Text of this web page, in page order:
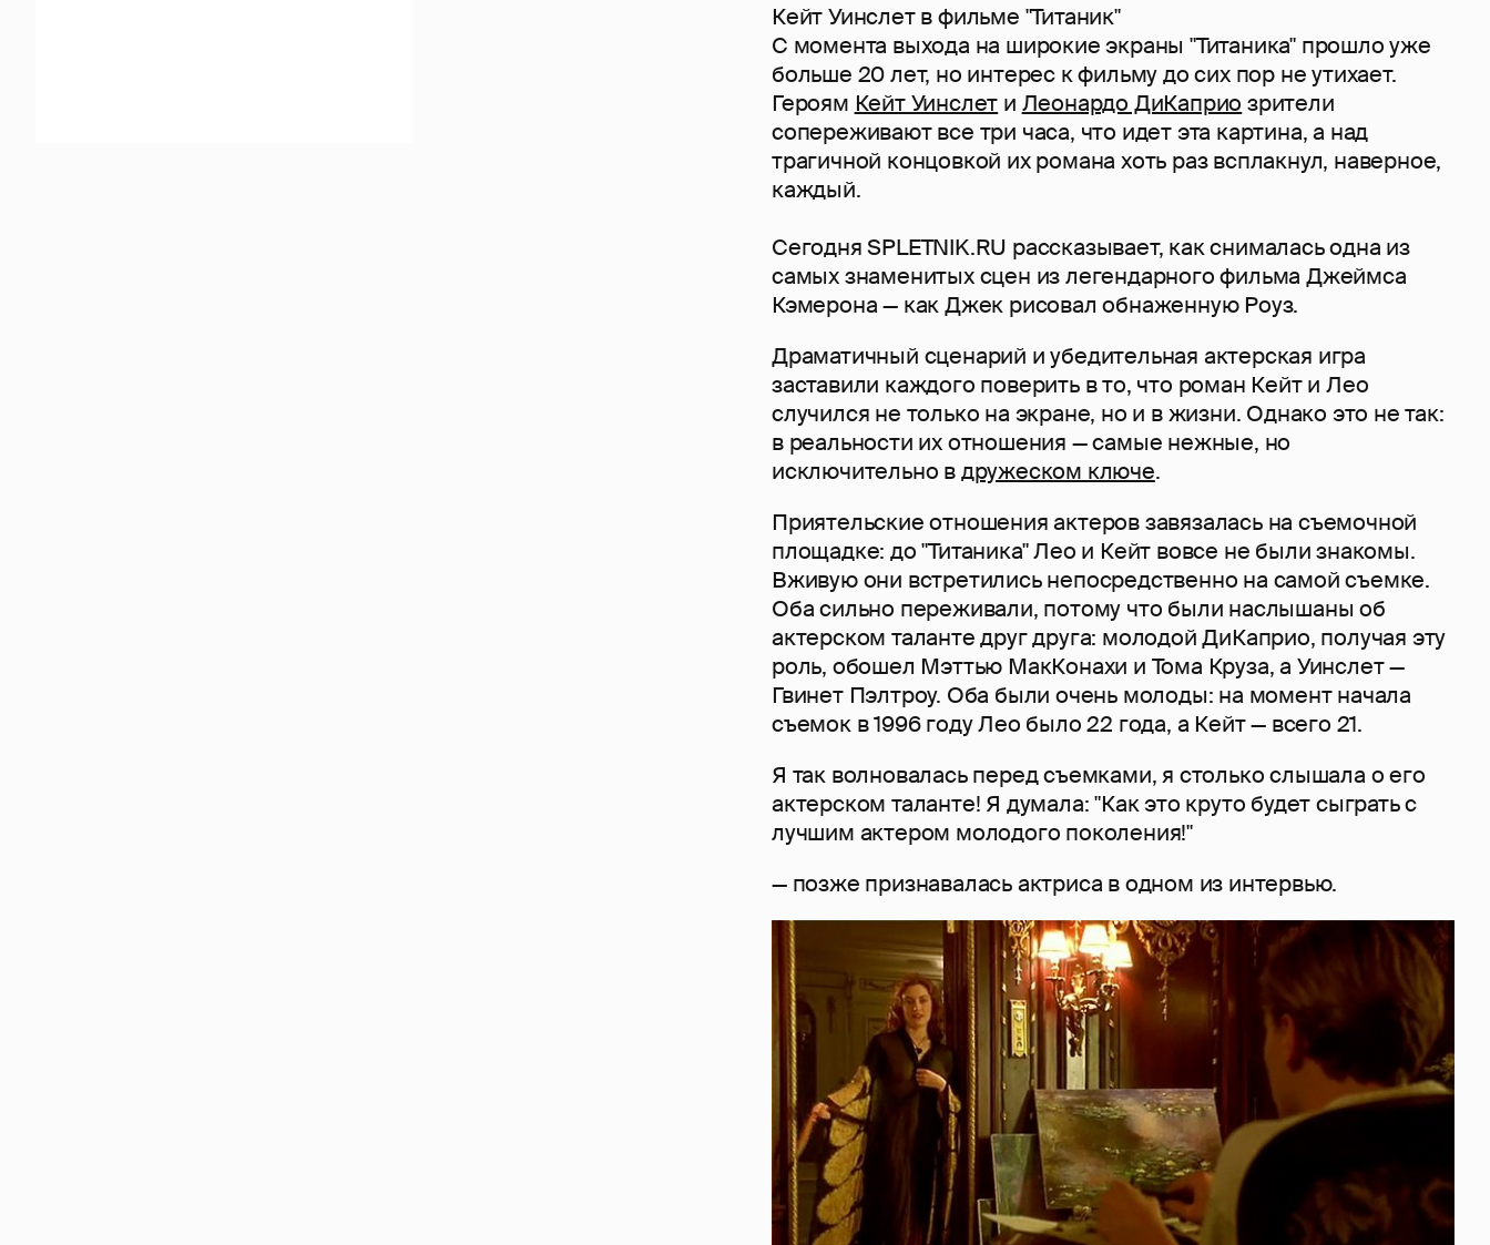
Кейт Уинслет в фильме "Титаник"
С момента выхода на широкие экраны "Титаника" прошло уже
больше 20 лет, но интерес к фильму до сих пор не утихает.
Героям Кейт Уинслет и Леонардо ДиКаприо зрители
сопереживают все три часа, что идет эта картина, а над
трагичной концовкой их романа хоть раз всплакнул, наверное,
каждый.
Сегодня SPLETNIK.RU рассказывает, как снималась одна из
самых знаменитых сцен из легендарного фильма Джеймса
Кэмерона — как Джек рисовал обнаженную Роуз.
Драматичный сценарий и убедительная актерская игра
заставили каждого поверить в то, что роман Кейт и Лео
случился не только на экране, но и в жизни. Однако это не так:
в реальности их отношения — самые нежные, но
исключительно вдружеском ключе.
Приятельские отношения актеров завязалась на съемочной
площадке: до "Титаника" Лео и Кейт вовсе не были знакомы.
Вживую они встретились непосредственно на самой съемке.
Оба сильно переживали, потому что были наслышаны об
актерском таланте друг друга: молодой ДиКаприо, получая эту
роль, обошел Мэттью МакКонахи и Тома Круза, а Уинслет —
Гвинет Пэлтроу. Оба были очень молоды: на момент начала
съемок в 1996 году Лео было 22 года, а Кейт — всего 21.
Я так волновалась перед съемками, я столько слышала о его
актерском таланте! Я думала: "Как это круто будет сыграть с
лучшим актером молодого поколения!"
— позже признавалась актриса в одном из интервью.